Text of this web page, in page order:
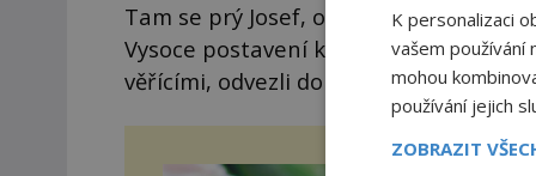
Tam se prý Josef, omráčený
Vysoce postavení kněží jej pak z
věřícími, odvezli do vzdáleného
K personalizaci
vašem používání
mohou
používání jejich
ZOBRAZIT